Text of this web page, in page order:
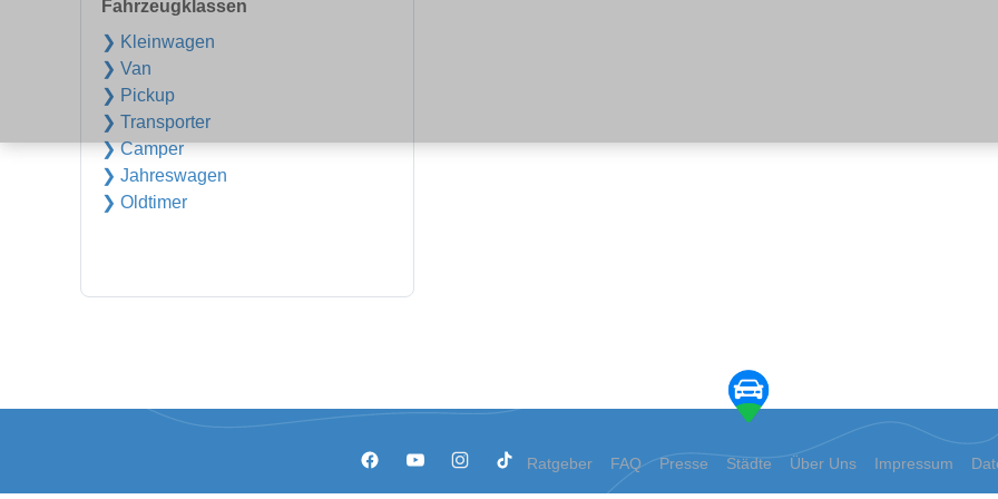
Fahrzeugklassen
❯ Kleinwagen
❯ Van
❯ Pickup
❯ Transporter
❯ Camper
❯ Jahreswagen
❯ Oldtimer
Ratgeber FAQ Presse Städte Über Uns Impressum